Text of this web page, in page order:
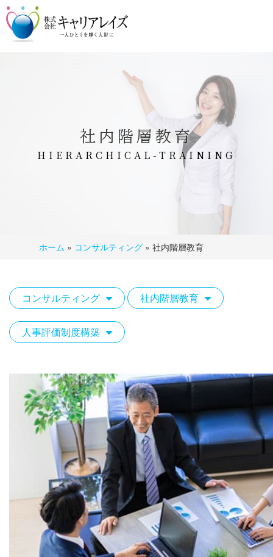
社内階層教育
HIERARCHICAL-TRAINING
ホーム » コンサルティング » 社内階層教育
コンサルティング 社内階層教育
人事評価制度構築